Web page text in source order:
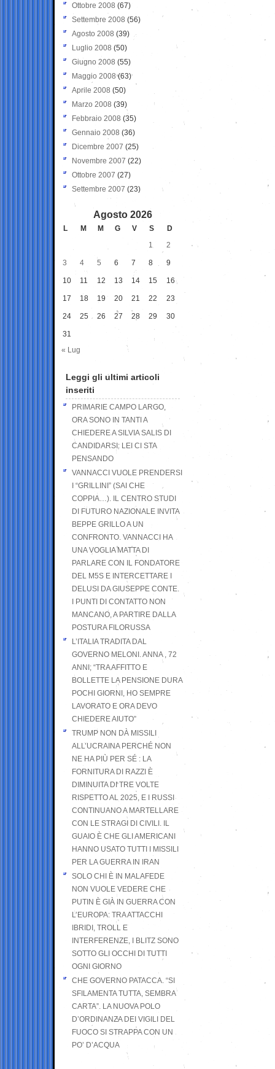
Ottobre 2008 (67)
Settembre 2008 (56)
Agosto 2008 (39)
Luglio 2008 (50)
Giugno 2008 (55)
Maggio 2008(63)
Aprile 2008 (50)
Marzo 2008 (39)
Febbraio 2008 (35)
Gennaio 2008 (36)
Dicembre 2007 (25)
Novembre 2007 (22)
Ottobre 2007 (27)
Settembre 2007 (23)
Agosto 2026
L M M G V S
D
1
2
3 4 5 6 7 8 9
10 11 12 13 14 15 16
17 18 19 20 21 22 23
24 25 26 27 28 29 30
31
« Lug
Leggi gli ultimi articoli
inseriti
PRIMARIE CAMPO LARGO,
ORA SONO IN TANTI A
CHIEDERE A SILVIA SALIS DI
CANDIDARSI: LEI CI STA
PENSANDO
VANNACCI VUOLE PRENDERSI
I “GRILLINI” (SAI CHE
COPPIA…). IL CENTRO STUDI
DI FUTURO NAZIONALE INVITA
BEPPE GRILLO A UN
CONFRONTO. VANNACCI HA
UNA VOGLIA MATTA DI
PARLARE CON IL FONDATORE
DEL M5S E INTERCETTARE I
DELUSI DA GIUSEPPE CONTE.
I PUNTI DI CONTATTO NON
MANCANO, A PARTIRE DALLA
POSTURA FILORUSSA
L’ITALIA TRADITA DAL
GOVERNO MELONI. ANNA , 72
ANNI; “TRA AFFITTO E
BOLLETTE LA PENSIONE DURA
POCHI GIORNI, HO SEMPRE
LAVORATO E ORA DEVO
CHIEDERE AIUTO”
TRUMP NON DÀ MISSILI
ALL’UCRAINA PERCHÉ NON
NE HA PIÙ PER SÉ : LA
FORNITURA DI RAZZI È
DIMINUITA DI TRE VOLTE
RISPETTO AL 2025, E I RUSSI
CONTINUANO A MARTELLARE
CON LE STRAGI DI CIVILI. IL
GUAIO È CHE GLI AMERICANI
HANNO USATO TUTTI I MISSILI
PER LA GUERRA IN IRAN
SOLO CHI È IN MALAFEDE
NON VUOLE VEDERE CHE
PUTIN È GIÀ IN GUERRA CON
L’EUROPA: TRA ATTACCHI
IBRIDI, TROLL E
INTERFERENZE, I BLITZ SONO
SOTTO GLI OCCHI DI TUTTI
OGNI GIORNO
CHE GOVERNO PATACCA. “SI
SFILAMENTA TUTTA, SEMBRA
CARTA”. LA NUOVA POLO
D’ORDINANZA DEI VIGILI DEL
FUOCO SI STRAPPA CON UN
PO’ D’ACQUA